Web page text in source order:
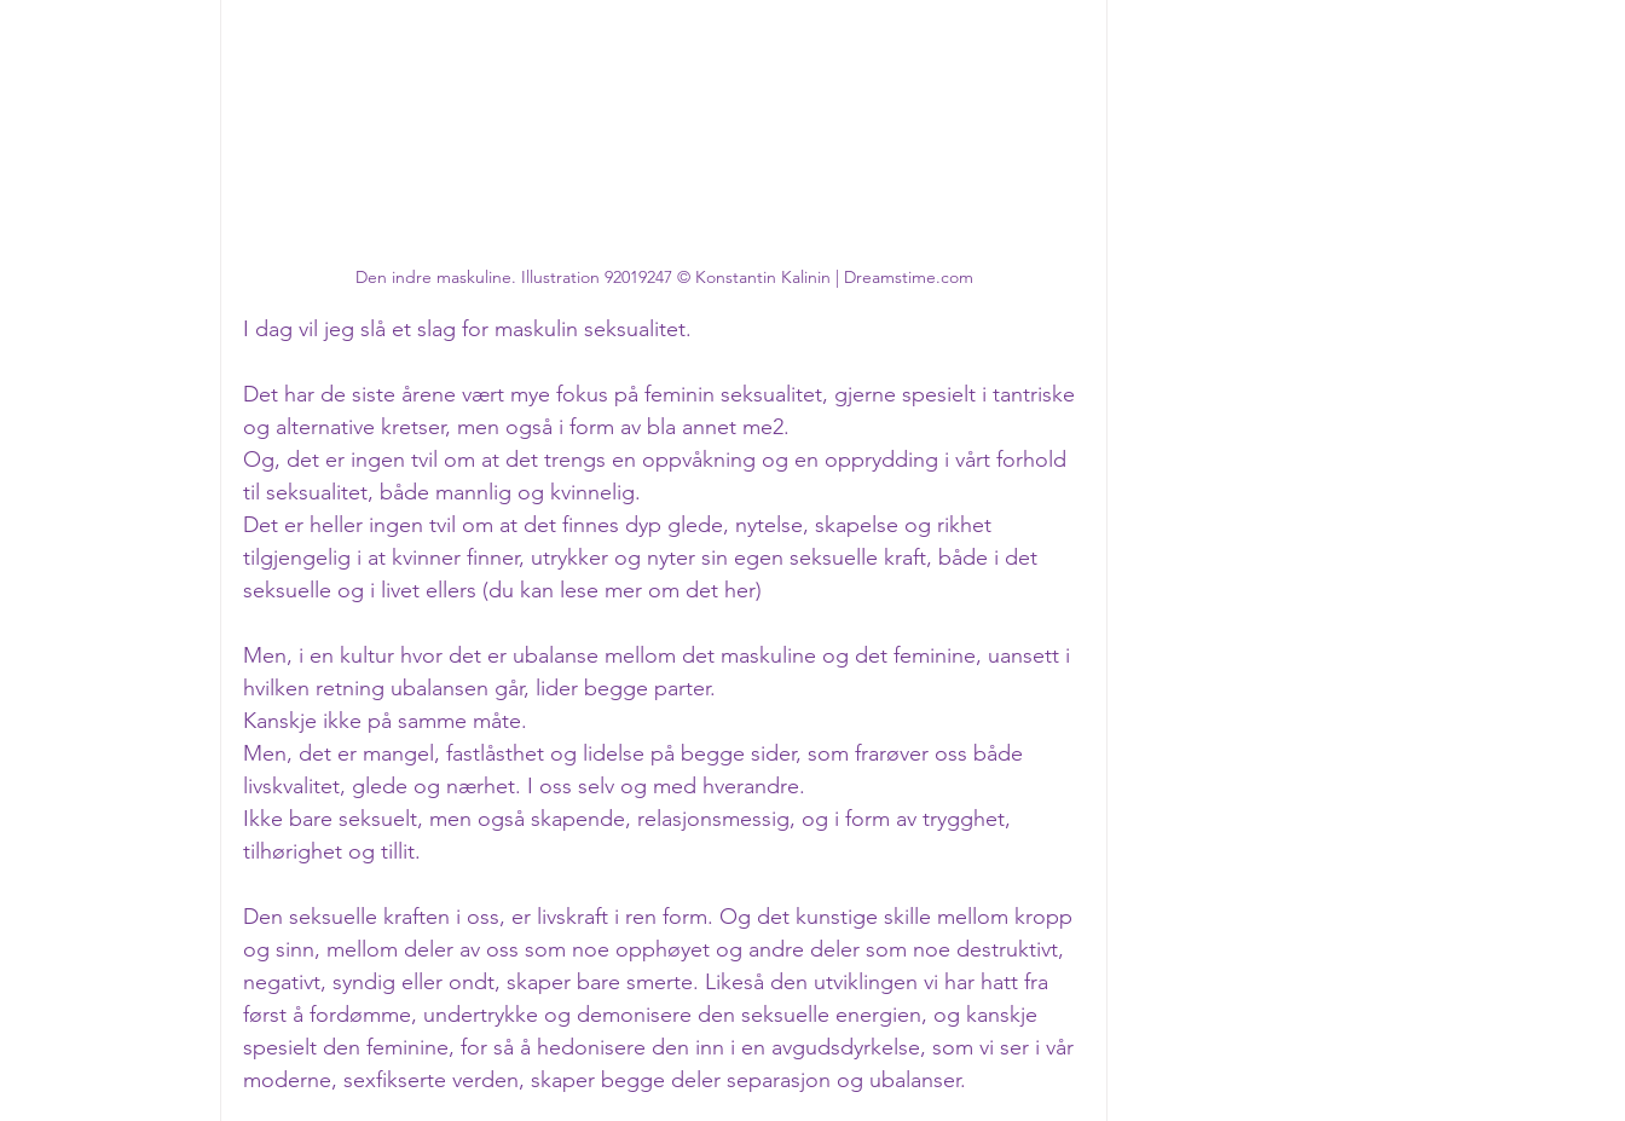
Den indre maskuline. Illustration 92019247 © Konstantin Kalinin | Dreamstime.com
I dag vil jeg slå et slag for maskulin seksualitet.
Det har de siste årene vært mye fokus på feminin seksualitet, gjerne spesielt i tantriske
og alternative kretser, men også i form av bla annet me2.
Og, det er ingen tvil om at det trengs en oppvåkning og en opprydding i vårt forhold
til seksualitet, både mannlig og kvinnelig.
Det er heller ingen tvil om at det finnes dyp glede, nytelse, skapelse og rikhet
tilgjengelig i at kvinner finner, utrykker og nyter sin egen seksuelle kraft, både i det
seksuelle og i livet ellers (du kan lese mer om det her)
Men, i en kultur hvor det er ubalanse mellom det maskuline og det feminine, uansett i
hvilken retning ubalansen går, lider begge parter.
Kanskje ikke på samme måte.
Men, det er mangel, fastlåsthet og lidelse på begge sider, som frarøver oss både
livskvalitet, glede og nærhet. I oss selv og med hverandre.
Ikke bare seksuelt, men også skapende, relasjonsmessig, og i form av trygghet,
tilhørighet og tillit.
Den seksuelle kraften i oss, er livskraft i ren form. Og det kunstige skille mellom kropp
og sinn, mellom deler av oss som noe opphøyet og andre deler som noe destruktivt,
negativt, syndig eller ondt, skaper bare smerte. Likeså den utviklingen vi har hatt fra
først å fordømme, undertrykke og demonisere den seksuelle energien, og kanskje
spesielt den feminine, for så å hedonisere den inn i en avgudsdyrkelse, som vi ser i vår
moderne, sexfikserte verden, skaper begge deler separasjon og ubalanser.